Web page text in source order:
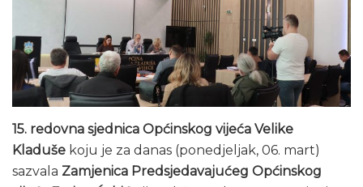
15. redovna sjednica Općinskog vijeća Velike
Kladuše koju je za danas (ponedjeljak, 06. mart)
sazvala Zamjenica Predsjedavajućeg Općinskog